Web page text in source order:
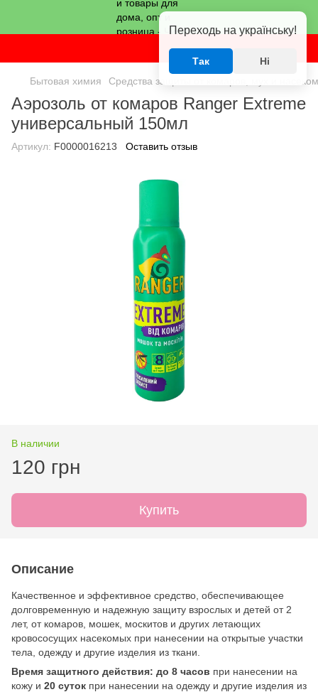
Бытовая химия Средства защиты от комаров, мух и
Аэрозоль от комаров Ranger Extreme
универсальный 150мл
Артикул: F0000016213 Оставить отзыв
В наличии
120 грн
Купить
Описание
Качественное и эффективное средство, обеспечивающее
долговременную и надежную защиту взрослых и детей от 2
лет, от комаров, мошек, москитов и других летающих
кровососущих насекомых при нанесении на открытые участки
тела, одежду и другие изделия из ткани.
Время защитного действия: до 8 часов при нанесении на
кожу и 20 суток при нанесении на одежду и другие изделия из
Переходь на українську!
Так Ні